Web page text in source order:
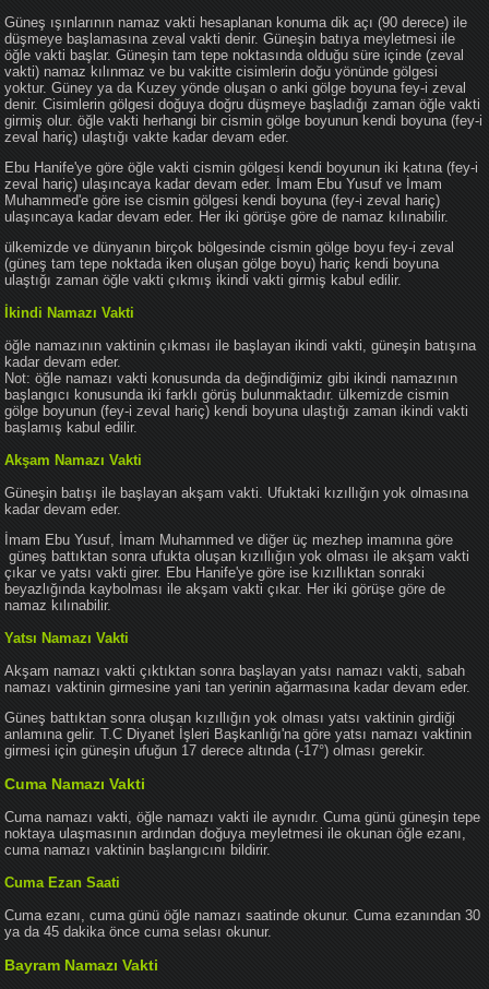
Güneş ışınlarının namaz vakti hesaplanan konuma dik açı (90 derece) ile
düşmeye başlamasına zeval vakti denir. Güneşin batıya meyletmesi ile
öğle vakti başlar. Güneşin tam tepe noktasında olduğu süre içinde (zeval
vakti) namaz kılınmaz ve bu vakitte cisimlerin doğu yönünde gölgesi
yoktur. Güney ya da Kuzey yönde oluşan o anki gölge boyuna fey-i zeval
denir. Cisimlerin gölgesi doğuya doğru düşmeye başladığı zaman öğle vakti
girmiş olur. öğle vakti herhangi bir cismin gölge boyunun kendi boyuna (fey-i
zeval hariç) ulaştığı vakte kadar devam eder.
Ebu Hanife'ye göre öğle vakti cismin gölgesi kendi boyunun iki katına (fey-i
zeval hariç) ulaşıncaya kadar devam eder. İmam Ebu Yusuf ve İmam
Muhammed'e göre ise cismin gölgesi kendi boyuna (fey-i zeval hariç)
ulaşıncaya kadar devam eder. Her iki görüşe göre de namaz kılınabilir.
ülkemizde ve dünyanın birçok bölgesinde cismin gölge boyu fey-i zeval
(güneş tam tepe noktada iken oluşan gölge boyu) hariç kendi boyuna
ulaştığı zaman öğle vakti çıkmış ikindi vakti girmiş kabul edilir.
İkindi Namazı Vakti
öğle namazının vaktinin çıkması ile başlayan ikindi vakti, güneşin batışına
kadar devam eder.
Not: öğle namazı vakti konusunda da değindiğimiz gibi ikindi namazının
başlangıcı konusunda iki farklı görüş bulunmaktadır. ülkemizde cismin
gölge boyunun (fey-i zeval hariç) kendi boyuna ulaştığı zaman ikindi vakti
başlamış kabul edilir.
Akşam Namazı Vakti
Güneşin batışı ile başlayan akşam vakti. Ufuktaki kızıllığın yok olmasına
kadar devam eder.
İmam Ebu Yusuf, İmam Muhammed ve diğer üç mezhep imamına göre
güneş battıktan sonra ufukta oluşan kızıllığın yok olması ile akşam vakti
çıkar ve yatsı vakti girer. Ebu Hanife'ye göre ise kızıllıktan sonraki
beyazlığında kaybolması ile akşam vakti çıkar. Her iki görüşe göre de
namaz kılınabilir.
Yatsı Namazı Vakti
Akşam namazı vakti çıktıktan sonra başlayan yatsı namazı vakti, sabah
namazı vaktinin girmesine yani tan yerinin ağarmasına kadar devam eder.
Güneş battıktan sonra oluşan kızıllığın yok olması yatsı vaktinin girdiği
anlamına gelir. T.C Diyanet İşleri Başkanlığı'na göre yatsı namazı vaktinin
girmesi için güneşin ufuğun 17 derece altında (-17°) olması gerekir.
Cuma Namazı Vakti
Cuma namazı vakti, öğle namazı vakti ile aynıdır. Cuma günü güneşin tepe
noktaya ulaşmasının ardından doğuya meyletmesi ile okunan öğle ezanı,
cuma namazı vaktinin başlangıcını bildirir.
Cuma Ezan Saati
Cuma ezanı, cuma günü öğle namazı saatinde okunur. Cuma ezanından 30
ya da 45 dakika önce cuma selası okunur.
Bayram Namazı Vakti